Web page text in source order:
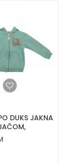
DUKS JAKNA